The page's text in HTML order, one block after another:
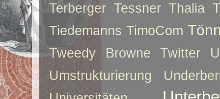
Terberger Tessner Thalia
Tiedemanns TimoCom
Tweedy Browne Twitter
Umstrukturierung